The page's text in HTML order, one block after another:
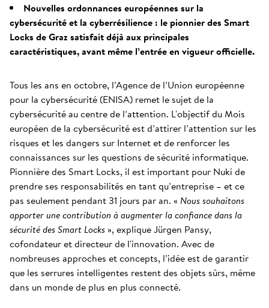
Nouvelles ordonnances européennes sur la
cybersécurité et la cyberrésilience : le pionnier des Smart
Locks de Graz satisfait déjà aux principales
caractéristiques, avant même l’entrée en vigueur officielle.
Tous les ans en octobre, l’Agence de l’Union européenne
pour la cybersécurité (ENISA) remet le sujet de la
cybersécurité au centre de l’attention. L'objectif du Mois
européen de la cybersécurité est d’attirer l’attention sur les
risques et les dangers sur Internet et de renforcer les
connaissances sur les questions de sécurité informatique.
Pionnière des Smart Locks, il est important pour Nuki de
prendre ses responsabilités en tant qu’entreprise – et ce
pas seulement pendant 31 jours par an. « Nous souhaitons
apporter une contribution à augmenter la confiance dans la
sécurité des Smart Locks », explique Jürgen Pansy,
cofondateur et directeur de l'innovation. Avec de
nombreuses approches et concepts, l’idée est de garantir
que les serrures intelligentes restent des objets sûrs, même
dans un monde de plus en plus connecté.